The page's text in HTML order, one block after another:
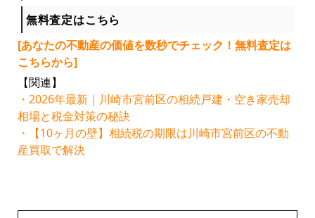
無料査定はこちら
[あなたの不動産の価値を数秒でチェック！無料査定は
こちらから]
【関連】
・2026年最新｜川崎市宮前区の相続戸建・空き家売却
相場と税金対策の秘訣
・【10ヶ月の壁】相続税の期限は川崎市宮前区の不動
産買取で解決